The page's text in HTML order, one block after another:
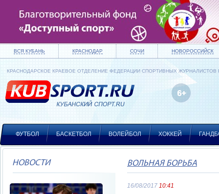
ВСЯ КУБАНЬ КРАСНОДАР СОЧИ НОВОРОССИЙСК
КРАСНОДАРСКОЕ КРАЕВОЕ ОТДЕЛЕНИЕ ФЕДЕРАЦИИ СПОРТИВНЫХ ЖУРНАЛИСТОВ
ФУТБОЛ БАСКЕТБОЛ ВОЛЕЙБОЛ ХОККЕЙ
НОВОСТИ ВОЛЬНАЯ БОРЬБА
16/08/2017 10:41